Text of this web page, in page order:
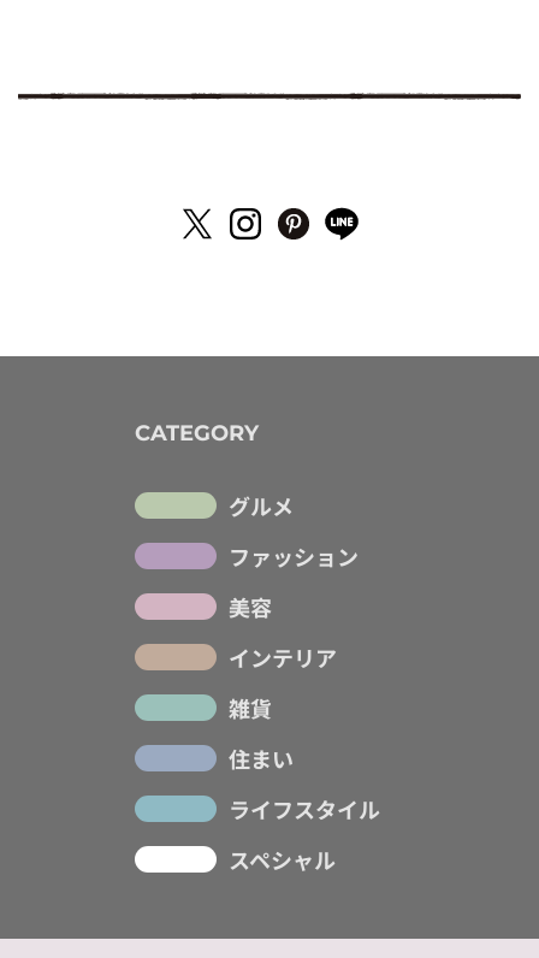
CATEGORY
グルメ
ファッション
美容
インテリア
雑貨
住まい
ライフスタイル
スペシャル